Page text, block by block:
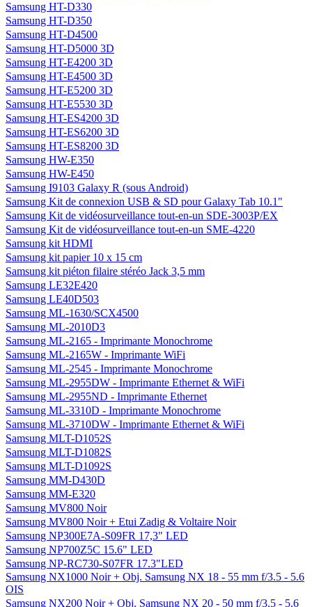
Samsung HT-D330
Samsung HT-D350
Samsung HT-D4500
Samsung HT-D5000 3D
Samsung HT-E4200 3D
Samsung HT-E4500 3D
Samsung HT-E5200 3D
Samsung HT-E5530 3D
Samsung HT-ES4200 3D
Samsung HT-ES6200 3D
Samsung HT-ES8200 3D
Samsung HW-E350
Samsung HW-E450
Samsung I9103 Galaxy R (sous Android)
Samsung Kit de connexion USB & SD pour Galaxy Tab 10.1"
Samsung Kit de vidéosurveillance tout-en-un SDE-3003P/EX
Samsung Kit de vidéosurveillance tout-en-un SME-4220
Samsung kit HDMI
Samsung kit papier 10 x 15 cm
Samsung kit piéton filaire stéréo Jack 3,5 mm
Samsung LE32E420
Samsung LE40D503
Samsung ML-1630/SCX4500
Samsung ML-2010D3
Samsung ML-2165 - Imprimante Monochrome
Samsung ML-2165W - Imprimante WiFi
Samsung ML-2545 - Imprimante Monochrome
Samsung ML-2955DW - Imprimante Ethernet & WiFi
Samsung ML-2955ND - Imprimante Ethernet
Samsung ML-3310D - Imprimante Monochrome
Samsung ML-3710DW - Imprimante Ethernet & WiFi
Samsung MLT-D1052S
Samsung MLT-D1082S
Samsung MLT-D1092S
Samsung MM-D430D
Samsung MM-E320
Samsung MV800 Noir
Samsung MV800 Noir + Etui Zadig & Voltaire Noir
Samsung NP300E7A-S09FR 17,3" LED
Samsung NP700Z5C 15.6" LED
Samsung NP-RC730-S07FR 17.3"LED
Samsung NX1000 Noir + Obj. Samsung NX 18 - 55 mm f/3.5 - 5.6
OIS
Samsung NX200 Noir + Obj. Samsung NX 20 - 50 mm f/3.5 - 5.6